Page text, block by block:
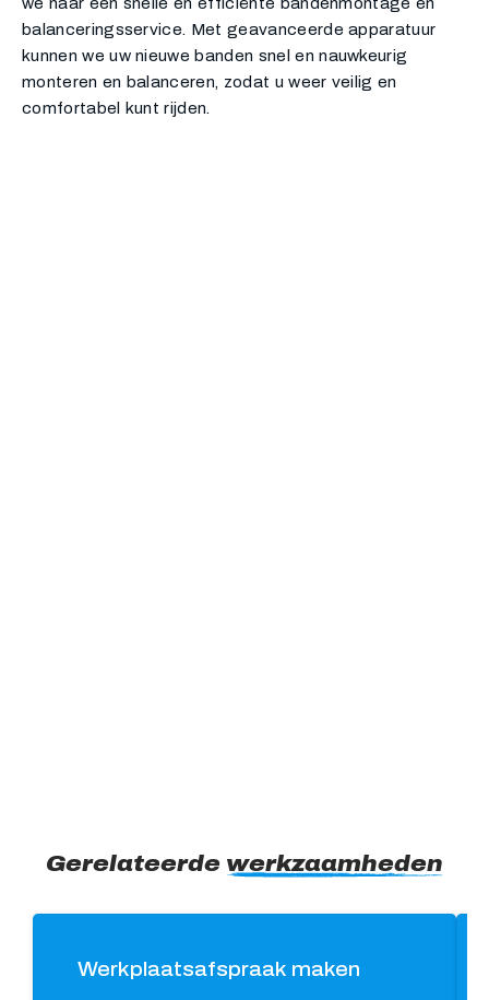
we naar een snelle en efficiënte bandenmontage en
balanceringsservice. Met geavanceerde apparatuur
kunnen we uw nieuwe banden snel en nauwkeurig
monteren en balanceren, zodat u weer veilig en
comfortabel kunt rijden.
Gerelateerde werkzaamheden
Werkplaatsafspraak maken